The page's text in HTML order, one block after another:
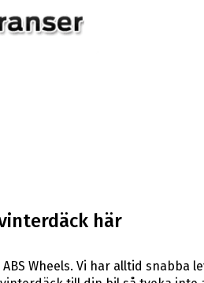
här
Wheels. Vi har alltid snabba